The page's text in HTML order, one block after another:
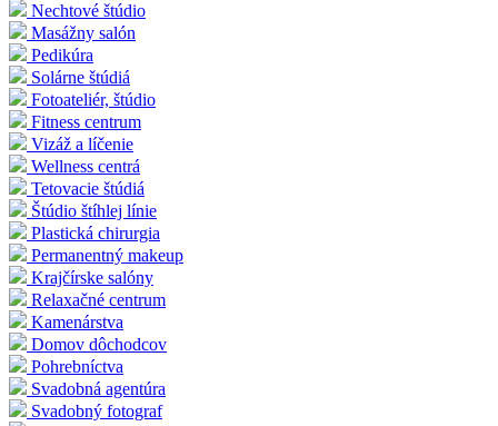
Nechtové štúdio
Masážny salón
Pedikúra
Solárne štúdiá
Fotoateliér, štúdio
Fitness centrum
Vizáž a líčenie
Wellness centrá
Tetovacie štúdiá
Štúdio štíhlej línie
Plastická chirurgia
Permanentný makeup
Krajčírske salóny
Relaxačné centrum
Kamenárstva
Domov dôchodcov
Pohrebníctva
Svadobná agentúra
Svadobný fotograf